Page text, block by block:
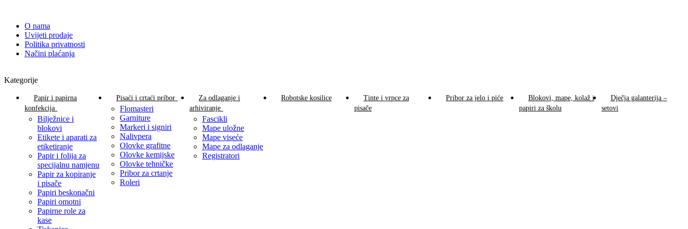
O nama
Uvijeti prodaje
Politika privatnosti
Načini plaćanja
Kategorije
Papir i papirna
konfekcija
Bilježnice i
blokovi
Etikete i aparati za
etiketiranje
Papir i folija za
specijalnu namjenu
Papir za kopiranje
i pisače
Papiri beskonačni
Papiri omotni
Papirne role za
kase
Pisaći i crtaći pribor
Flomasteri
Garniture
Markeri i signiri
Nalivpera
Olovke grafitne
Olovke kemijske
Olovke tehničke
Pribor za crtanje
Roleri
Za odlaganje i
arhiviranje
Fascikli
Mape uložne
Mape viseće
Mape za odlaganje
Registratori
Robotske kosilice
Tinte i vrpce za
pisače
Pribor za jelo i piće
Blokovi, mape, kolaž i
papiri za školu
Dječja galanterija –
setovi